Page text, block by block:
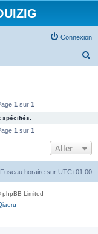
Connexion
c
e
1 sur 1
1 sur 1
Aller
Fuseau horaire sur UTC+01:00
Limited